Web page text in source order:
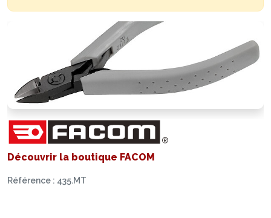
Découvrir la boutique FACOM
Référence : 435.MT